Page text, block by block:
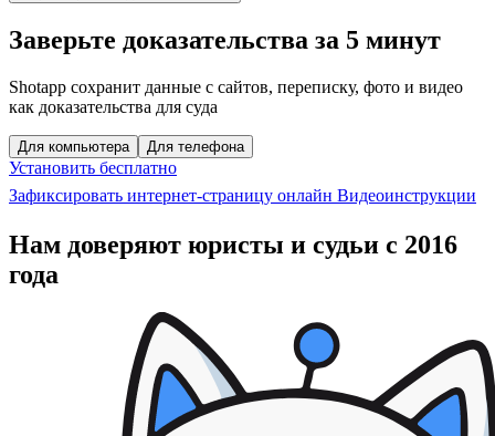
Заверьте доказательства за 5 минут
Shotapp сохранит данные с сайтов, переписку, фото и видео
как доказательства для суда
Для компьютера Для телефона
Установить бесплатно
Зафиксировать интернет-страницу онлайн Видеоинструкции
Нам доверяют юристы и судьи с 2016
года